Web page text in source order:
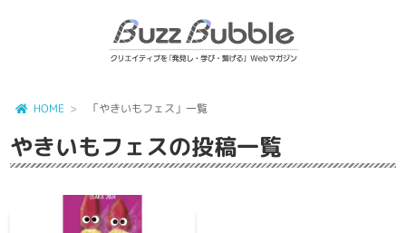
HOME 「やきいもフェス」一覧
やきいもフェスの投稿一覧